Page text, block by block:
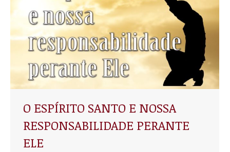
O ESPÍRITO SANTO E NOSSA
RESPONSABILIDADE PERANTE
ELE